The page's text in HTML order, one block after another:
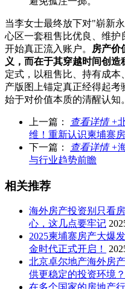
当李女士最终放下对"崭新
心区一套租售比优良、维护
开始真正流入账户。
房产价
义，而在于其穿越时间创造
定式，以租售比、持有成
产版图上锚定真正经得起考
始于对价值本质的清醒认知。
上一篇： 查看详情 +
维！重新认识柬埔寨
下一篇：
查看详情 +
与行业趋势前瞻
相关推荐
海外房产投资别只看
心，这几点要牢记
2025柬埔寨房产大爆
金时代正式开启！
北京卓尔地产海外房
供更稳定的投资环境？